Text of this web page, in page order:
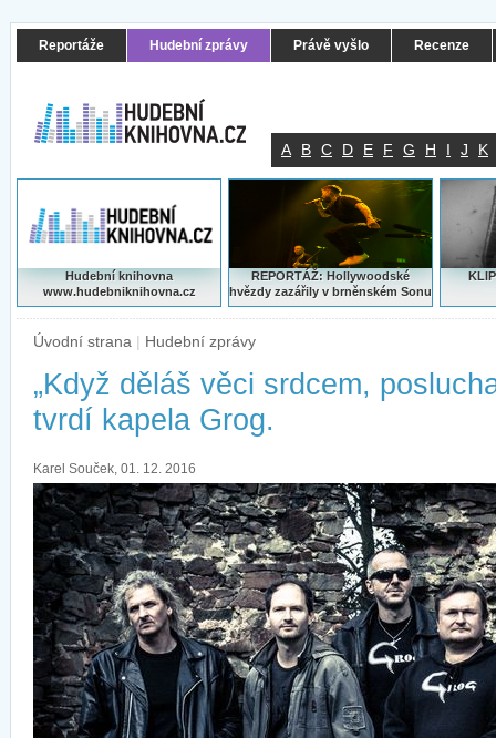
Reportáže Hudební zprávy Právě vyšlo Recenze
A B C D E F G H I J K
Hudební knihovna
www.hudebniknihovna.cz
REPORTÁŽ: Hollywoodské
hvězdy zazářily v brněnském Sonu
Úvodní strana | Hudební zprávy
„Když děláš věci srdcem,
tvrdí kapela Grog.
Karel Souček, 01. 12. 2016